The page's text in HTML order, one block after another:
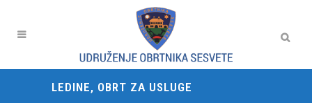
LEDINE, OBRT ZA USLUGE